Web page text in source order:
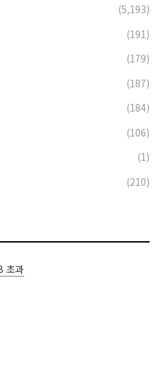
(5,193)
(191)
(179)
(187)
(184)
(106)
(1)
(210)
초과